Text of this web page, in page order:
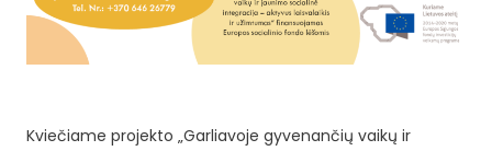
Kviečiame projekto „Garliavoje gyvenančių vaikų ir